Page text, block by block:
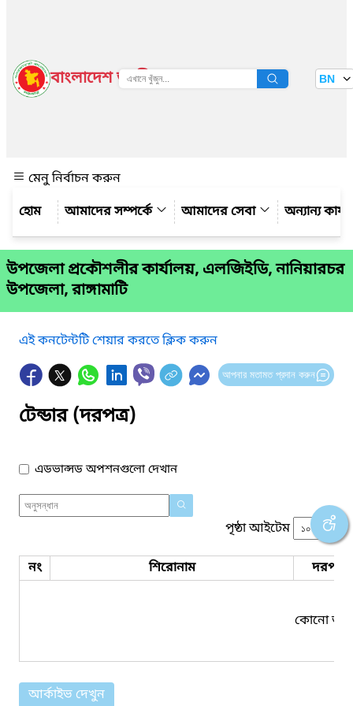
বাংলাদেশ জাতীয় তথ্য বাতায়ন BN
মেনু নির্বাচন করুন
আমাদের সম্পর্কে
আমাদের সেবা অন্যান্য
উপজেলা প্রকৌশলীর কার্যালয়, এলজিইডি, নানিয়ারচর
উপজেলা, রাঙ্গামাটি
এই কনটেন্টটি শেয়ার করতে ক্লিক করুন
আপনার মতামত প্রদান করুন
টেন্ডার (দরপত্র)
এডভান্সড অপশনগুলো দেখান
পৃষ্ঠা আইটেম
নং শিরোনাম দরপত্র
কোনো তথ্য
আর্কাইভ দেখুন